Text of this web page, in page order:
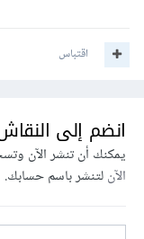
اقتباس
انضم إلى النقاش
يمكنك أن تنشر الآن
الآنلتنشر باسم حسابك.